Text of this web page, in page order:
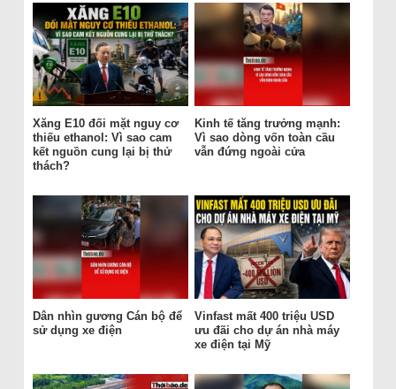
Xăng E10 đối mặt nguy cơ
thiếu ethanol: Vì sao cam
kết nguồn cung lại bị thử
thách?
Kinh tế tăng trưởng mạnh:
Vì sao dòng vốn toàn cầu
vẫn đứng ngoài cửa
Dân nhìn gương Cán bộ để
sử dụng xe điện
Vinfast mất 400 triệu USD
ưu đãi cho dự án nhà máy
xe điện tại Mỹ